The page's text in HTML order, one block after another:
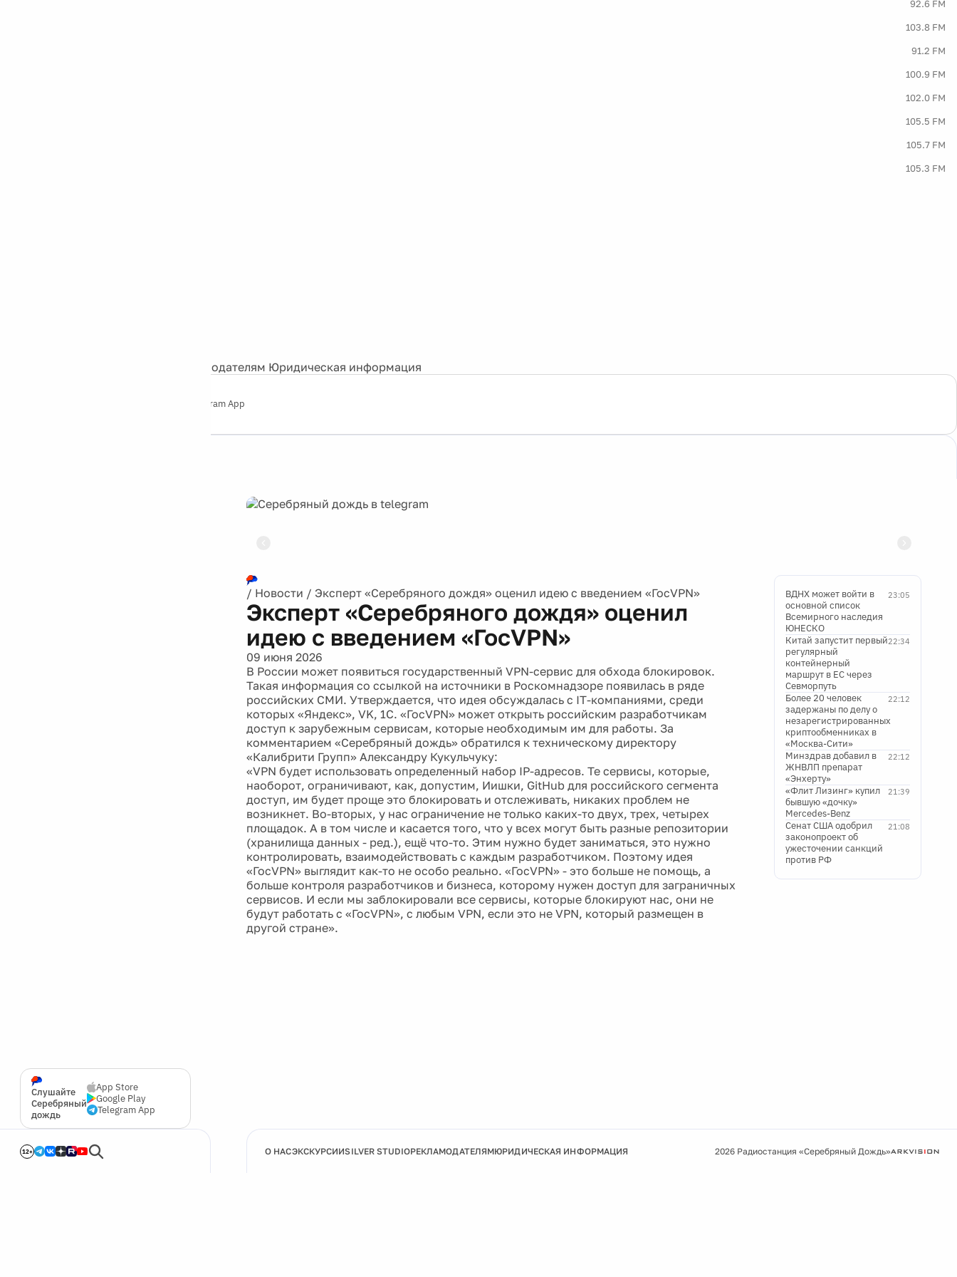
92.6 FM
103.8 FM
91.2 FM
100.9 FM
102.0 FM
105.5 FM
105.7 FM
105.3 FM
Рекламодателям Юридическая информация
Telegram App
Слушайте
Серебряный
дождь
App Store
Google Play
Telegram App
12+
/ Новости / Эксперт «Серебряного дождя» оценил идею с введением «ГосVPN»
Эксперт «Серебряного дождя» оценил
идею с введением «ГосVPN»
09 июня 2026
В России может появиться государственный VPN-сервис для обхода блокировок.
Такая информация со ссылкой на источники в Роскомнадзоре появилась в ряде
российских СМИ. Утверждается, что идея обсуждалась с IT-компаниями, среди
которых «Яндекс», VK, 1С. «ГосVPN» может открыть российским разработчикам
доступ к зарубежным сервисам, которые необходимым им для работы. За
комментарием «Серебряный дождь» обратился к техническому директору
«Калибрити Групп» Александру Кукульчуку:
«VPN будет использовать определенный набор IP-адресов. Те сервисы, которые,
наоборот, ограничивают, как, допустим, Иишки, GitHub для российского сегмента
доступ, им будет проще это блокировать и отслеживать, никаких проблем не
возникнет. Во-вторых, у нас ограничение не только каких-то двух, трех, четырех
площадок. А в том числе и касается того, что у всех могут быть разные репозитории
(хранилища данных - ред.), ещё что-то. Этим нужно будет заниматься, это нужно
контролировать, взаимодействовать с каждым разработчиком. Поэтому идея
«ГосVPN» выглядит как-то не особо реально. «ГосVPN» - это больше не помощь, а
больше контроля разработчиков и бизнеса, которому нужен доступ для заграничных
сервисов. И если мы заблокировали все сервисы, которые блокируют нас, они не
будут работать с «ГосVPN», с любым VPN, если это не VPN, который размещен в
другой стране».
23:05
ВДНХ может войти в
основной список
Всемирного наследия
ЮНЕСКО
22:34
Китай запустит первый
регулярный
контейнерный
маршрут в ЕС через
Севморпуть
22:12
Более 20 человек
задержаны по делу о
незарегистрированных
криптообменниках в
«Москва-Сити»
22:12
Минздрав добавил в
ЖНВЛП препарат
«Энхерту»
21:39
«Флит Лизинг» купил
бывшую «дочку»
Mercedes-Benz
21:08
Сенат США одобрил
законопроект об
ужесточении санкций
против РФ
О НАСЭКСКУРСИИSILVER STUDIOРЕКЛАМОДАТЕЛЯМЮРИДИЧЕСКАЯ ИНФОРМАЦИЯ 2026 Радиостанция «Серебряный Дождь»